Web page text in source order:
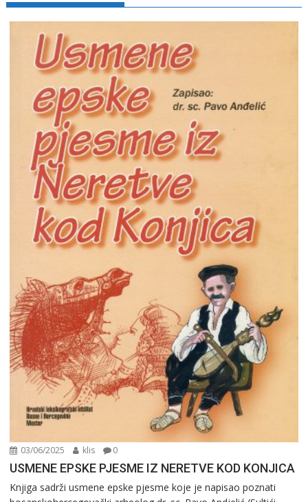
03/06/2025 klis 0
USMENE EPSKE PJESME IZ NERETVE KOD KONJICA
Knjiga sadrži usmene epske pjesme koje je napisao poznati